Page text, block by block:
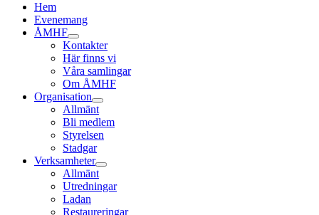
Hem
Evenemang
ÅMHF
Kontakter
Här finns vi
Våra samlingar
Om ÅMHF
Organisation
Allmänt
Bli medlem
Styrelsen
Stadgar
Verksamheter
Allmänt
Utredningar
Ladan
Restaureringar